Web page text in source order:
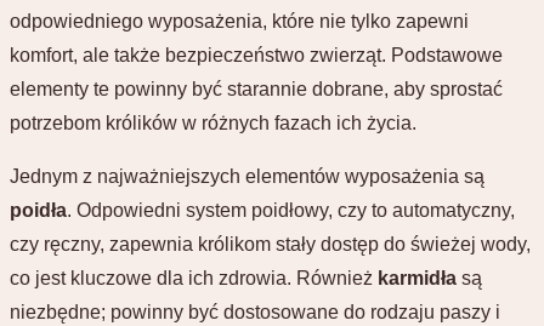
odpowiedniego wyposażenia, które nie tylko zapewni
komfort, ale także bezpieczeństwo zwierząt. Podstawowe
elementy te powinny być starannie dobrane, aby sprostać
potrzebom królików w różnych fazach ich życia.
Jednym z najważniejszych elementów wyposażenia są
poidła. Odpowiedni system poidłowy, czy to automatyczny,
czy ręczny, zapewnia królikom stały dostęp do świeżej wody,
co jest kluczowe dla ich zdrowia. Również karmidła są
niezbędne; powinny być dostosowane do rodzaju paszy i